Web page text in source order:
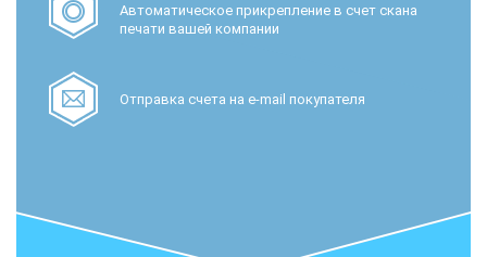
Автоматическое прикрепление в счет скана
печати вашей компании
Отправка счета на e-mail покупателя